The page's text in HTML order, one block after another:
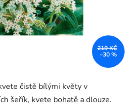
čistě bílými květy v
šeřík, kvete bohatě a dlouze.
219 KČ
–30 %